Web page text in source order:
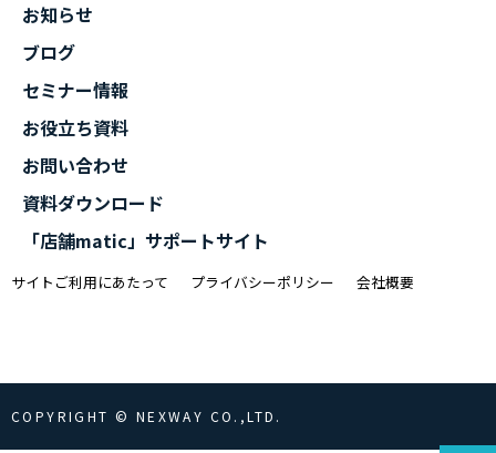
お知らせ
ブログ
セミナー情報
お役立ち資料
お問い合わせ
資料ダウンロード
「店舗matic」サポートサイト
サイトご利用にあたって プライバシーポリシー 会社概要
COPYRIGHT © NEXWAY CO.,LTD.